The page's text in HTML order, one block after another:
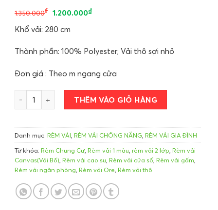
1.350.000₫ 1.200.000₫
Khổ vải: 280 cm
Thành phần: 100% Polyester; Vải thô sợi nhỏ
Đơn giá : Theo m ngang cửa
Rèm vải cản nắng số lượngTHÊM VÀO GIỎ HÀNG
Danh mục: RÈM VẢI RÈM VẢI CHỐNG NẮNG RÈM VẢI GIA ĐÌNH
Từ khóa: Rèm Chung Cư Rèm vải 1 màu rèm vải 2 lớp Rèm vải
Canvas(Vải Bố) Rèm vải cao su Rèm vải cửa sổ Rèm vải gấm
Rèm vải ngăn phòng Rèm vải Ore Rèm vải thô